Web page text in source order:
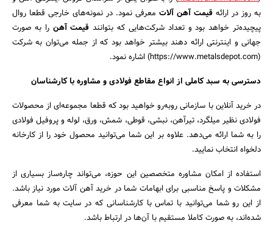
به روز در ارائه قیمت آهن آلات معرفی نمود. در نمونه‌های خارجی قطعا روال
پیچیده‌تر خواهد بود و تعداد شرکت‌هایی که بتوانند قیمت آهن را به صورت
جهانی و اینترنتی ارائه دهند بیشتر خواهد بود که از جمله می‌توان به شرکت
(https://www.metalsdepot.com) اشاره نمود.
دسترسی به سبد کاملی از انواع مقاطع فولادی و مشاوره با کارشناسان
در خرید آنلاین با سازمانی روبه‌رو خواهید بود که قطعا مجموعه‌‌ای از محصولات
فولادی نظیر میلگرد، تیرآهن، نبشی، قوطی، شمش، ورق، لوله و پروفیل فولادی
را به شما ارائه می‌دهد. علاوه بر این شما می‌توانید محصول خود را از کارخانه
دلخواه انتخاب نمایید.
استفاده از امکان مشاوره متخصصین این حوزه، می‌تواند چاره‌ساز بسیاری از
مشکلات و پاسخ مناسبی برای ابهامات شما در خرید آهن‌ آلات مورد نیاز باشد.
از این رو شما می‌توانید با تماس با کارشناسانی که در سایت به شما معرفی
شده‌اند، به صورت کاملا مستقیم با آن‌ها در ارتباط باشد.